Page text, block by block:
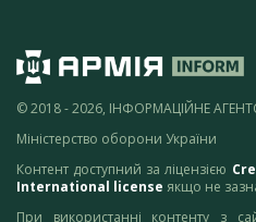
© 2018 - 2026, ІНФОРМАЦІЙНЕ
Міністерство оборони України
Контент доступний за ліцензією
International license якщо не
При використанні контенту з